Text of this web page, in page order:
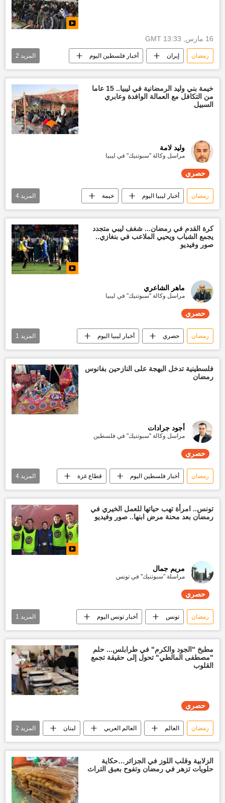
16 مارس, 13:33 GMT
رمضان إيران أخبار فلسطين اليوم
آخر أخبار القدس الأن العالم العربي
المزيد 2
خيمة بني وليد الرمضانية في ليبيا.. 15 عاما
من التكافل مع العمالة الوافدة وعابري
السبيل
وليد لامة
مراسل وكالة "سبوتنيك" في ليبيا
حصري
رمضان أخبار ليبيا اليوم خيمة
رمضان شهر الخير الإفطار
تقارير سبوتنيك حصري
المزيد 4
كرة القدم في رمضان... شغف ليبي متجدد
يجمع الشباب ويحيي الملاعب في بنغازي..
صور وفيديو
ماهر الشاعري
مراسل وكالة "سبوتنيك" في ليبيا
حصري
رمضان حصري أخبار ليبيا اليوم
أخبار كرة القدم
المزيد 1
فلسطينية تدخل البهجة على النازحين بفانوس
رمضان
أجود جرادات
مراسل وكالة "سبوتنيك" في فلسطين
حصري
رمضان أخبار فلسطين اليوم قطاع غزة
رمضان شهر الخير العالم العربي
تقارير سبوتنيك حصري
المزيد 4
تونس.. امرأة تهب حياتها للعمل الخيري في
رمضان بعد محنة مرض ابنها.. صور وفيديو
مريم جمال
مراسلة "سبوتنيك" في تونس
حصري
رمضان تونس أخبار تونس اليوم
حصري
المزيد 1
مطبخ "الجود والكرم" في طرابلس... حلم
"مصطفى المالطي" تحول إلى حقيقة تجمع
القلوب
حصري
رمضان العالم العالم العربي لبنان
أخبار لبنان حصري
المزيد 2
الزلابية وقلب اللوز في الجزائر…حكاية
حلويات تزهر في رمضان وتفوح بعبق التراث